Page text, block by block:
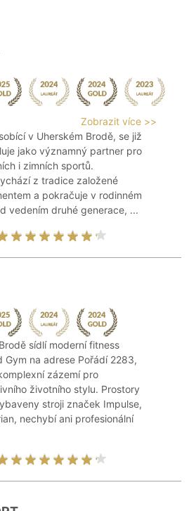
Zobrazit více >>
v Uherském Brodě, se již
jako významný partner pro
i zimních sportů.
z tradice založené
a pokračuje v rodinném
vedením druhé generace, ...
sídlí moderní fitness
Gym na adrese Pořádí 2283,
zázemí pro
životního stylu. Prostory
stroji značek Impulse,
nechybí ani profesionální